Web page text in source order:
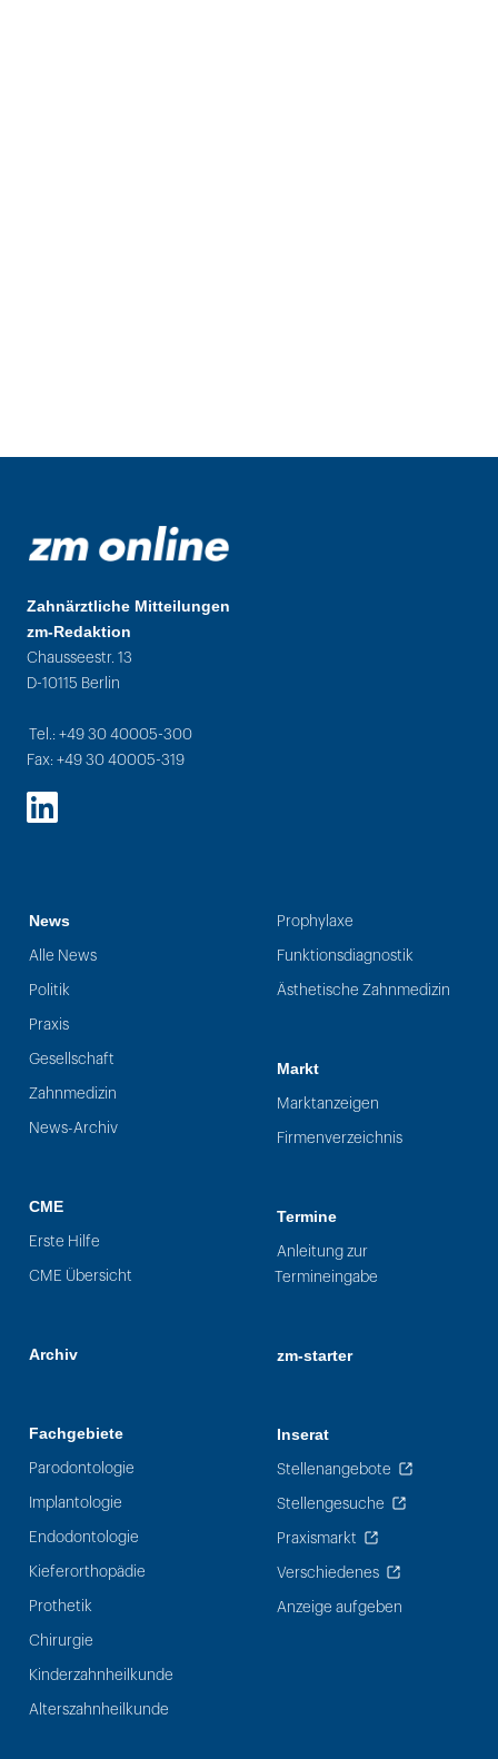
Zahnärztliche Mitteilungen
zm-Redaktion
Chausseestr. 13
D-10115 Berlin
Tel.: +49 30 40005-300
Fax: +49 30 40005-319
LinkedIn
News
Alle News
Politik
Praxis
Gesellschaft
Zahnmedizin
News-Archiv
CME
Erste Hilfe
CME Übersicht
Archiv
Fachgebiete
Parodontologie
Implantologie
Endodontologie
Kieferorthopädie
Prothetik
Chirurgie
Kinderzahnheilkunde
Alterszahnheilkunde
Prophylaxe
Funktionsdiagnostik
Ästhetische Zahnmedizin
Markt
Marktanzeigen
Firmenverzeichnis
Termine
Anleitung zur
Termineingabe
zm-starter
Inserat
Stellenangebote
Stellengesuche
Praxismarkt
Verschiedenes
Anzeige aufgeben